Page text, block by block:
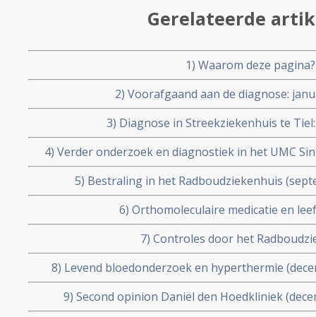
Gerelateerde
1) Waarom deze pagina?
2) Voorafgaand aan de diagnose:
3) Diagnose in Streekziekenhuis te
4) Verder onderzoek en diagnostiek in het UMC
augustus 2002)
5) Bestraling in het Radboudziekenhuis
6) Orthomoleculaire medicatie en
7) Controles door het
8) Levend bloedonderzoek en hyperthermie
9) Second opinion Daniël den Hoedkliniek